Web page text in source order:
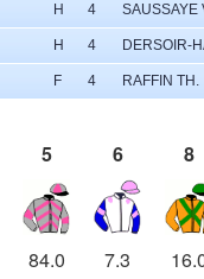
H 4 SAUSSAYE
H 4 DERSOIR-
F 4 RAFFIN TH.
5 6 8
84.0 7.3